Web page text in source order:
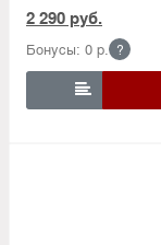
2 290 руб.
Бонусы: 0 р. ?
